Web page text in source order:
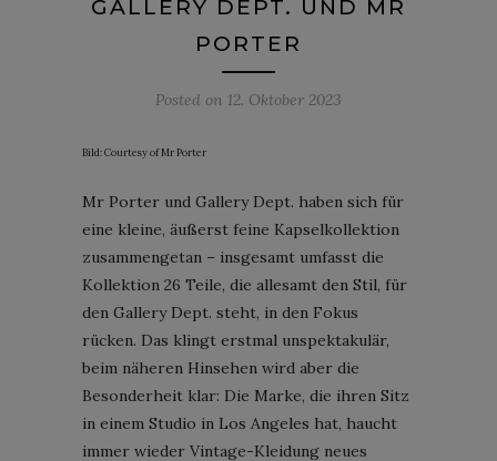
GALLERY DEPT. UND MR
PORTER
Posted on 12. Oktober 2023
Bild: Courtesy of Mr Porter
Mr Porter und Gallery Dept. haben sich für
eine kleine, äußerst feine Kapselkollektion
zusammengetan – insgesamt umfasst die
Kollektion 26 Teile, die allesamt den Stil, für
den Gallery Dept. steht, in den Fokus
rücken. Das klingt erstmal unspektakulär,
beim näheren Hinsehen wird aber die
Besonderheit klar: Die Marke, die ihren Sitz
in einem Studio in Los Angeles hat, haucht
immer wieder Vintage-Kleidung neues